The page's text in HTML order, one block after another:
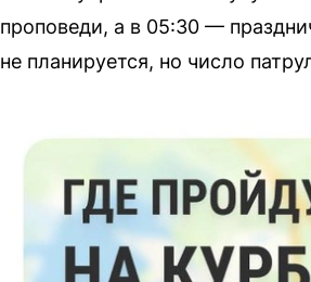
проповеди, а в 05:30 —
не планируется, но число